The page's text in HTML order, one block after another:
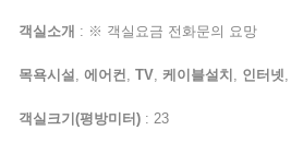
객실소개 : ※ 객실요금 전화문의 요망
목욕시설 , 에어컨, TV, 케이블설치 , 인터넷,
객실크기(평방미터) : 23